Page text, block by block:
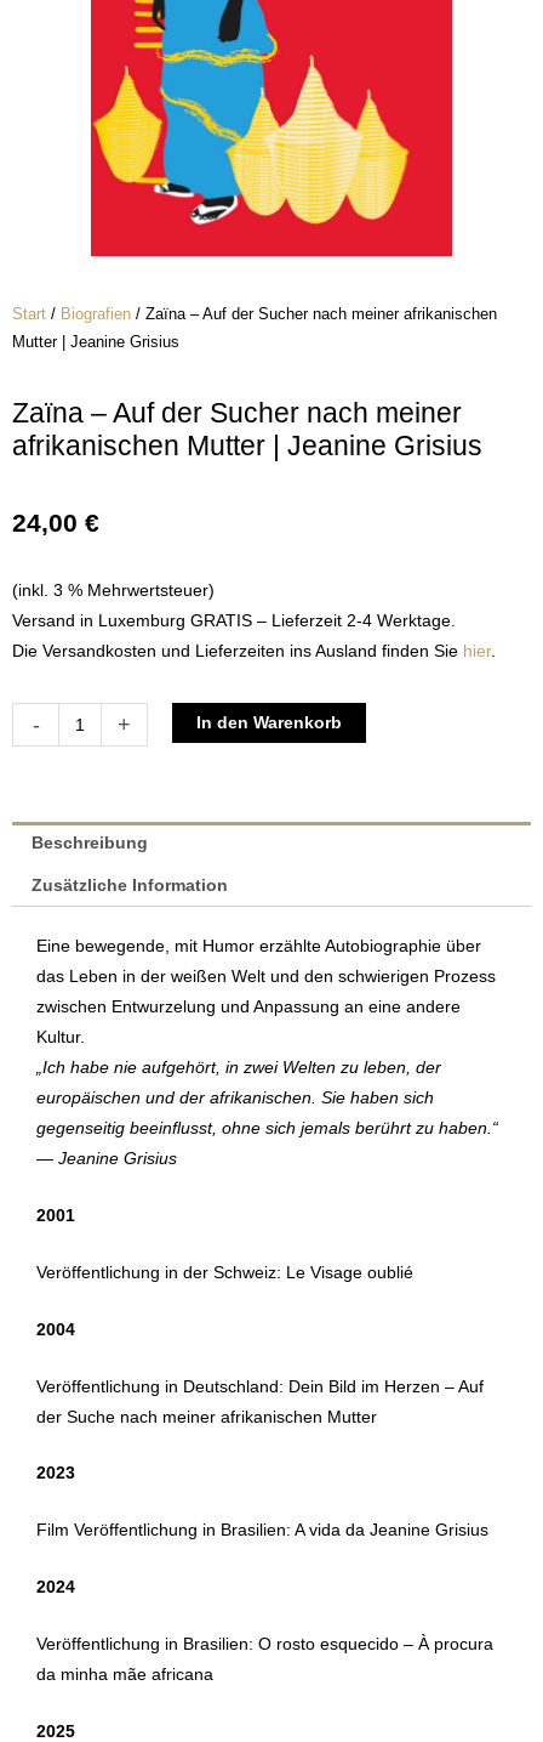
Start / Biografien / Zaïna – Auf der Sucher nach meiner afrikanischen
Mutter | Jeanine Grisius
Zaïna – Auf der Sucher nach meiner
afrikanischen Mutter | Jeanine Grisius
24,00 €
(inkl. 3 % Mehrwertsteuer)
Versand in Luxemburg GRATIS – Lieferzeit 2-4 Werktage.
Die Versandkosten und Lieferzeiten ins Ausland finden Sie hier.
-
Zaïna
Sucher
meiner
Mutter
Jeanine
Grisius
Menge
+ In den Warenkorb
Beschreibung
Zusätzliche Information
Eine bewegende, mit Humor erzählte Autobiographie über
das Leben in der weißen Welt und den schwierigen Prozess
zwischen Entwurzelung und Anpassung an eine andere
Kultur.
„Ich habe nie aufgehört, in zwei Welten zu leben, der
europäischen und der afrikanischen. Sie haben sich
gegenseitig beeinflusst, ohne sich jemals berührt zu haben.“
— Jeanine Grisius
2001
Veröffentlichung in der Schweiz: Le Visage oublié
2004
Veröffentlichung in Deutschland: Dein Bild im Herzen – Auf
der Suche nach meiner afrikanischen Mutter
2023
Film Veröffentlichung in Brasilien: A vida da Jeanine Grisius
2024
Veröffentlichung in Brasilien: O rosto esquecido – À procura
da minha mãe africana
2025